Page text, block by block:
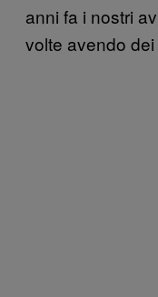
anni fa i nostri
volte avendo